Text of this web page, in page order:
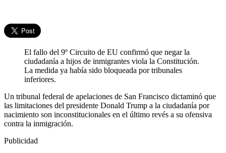
El fallo del 9º Circuito de EU confirmó que negar la
ciudadanía a hijos de inmigrantes viola la Constitución.
La medida ya había sido bloqueada por tribunales
inferiores.
Un tribunal federal de apelaciones de San Francisco dictaminó que
las limitaciones del presidente Donald Trump a la ciudadanía por
nacimiento son inconstitucionales en el último revés a su ofensiva
contra la inmigración.
Publicidad